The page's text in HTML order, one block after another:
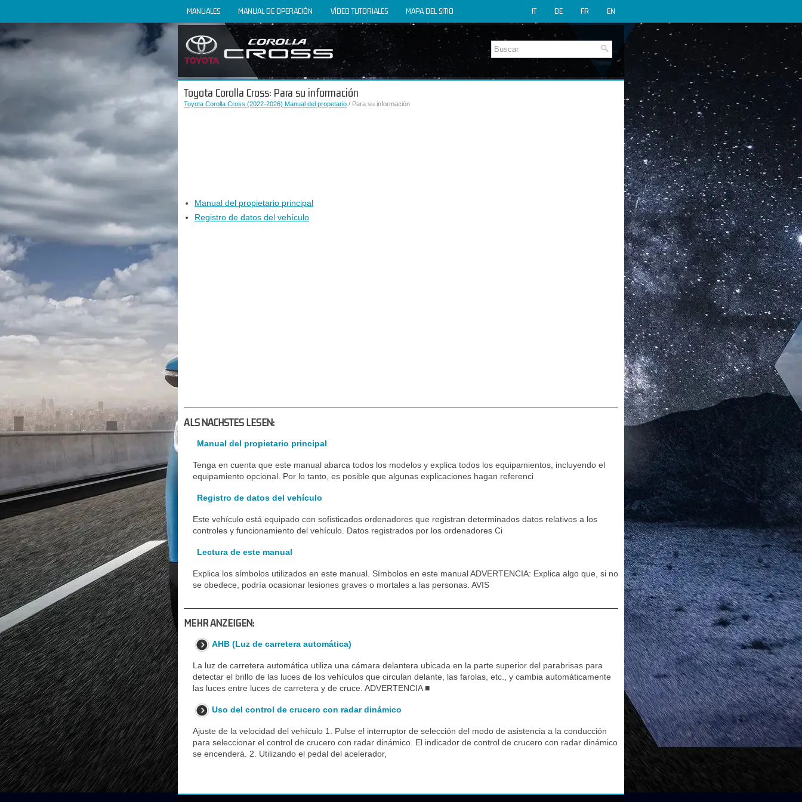
MANUALES MANUAL DE OPERACIÓN VÍDEO TUTORIALES MAPA DEL SITIO EN
FR
DE
IT
Toyota Corolla Cross: Para su información
Toyota Corolla Cross (2022-2026) Manual del propetario / Para su información
Manual del propietario principal
Registro de datos del vehículo
ALS NACHSTES LESEN:
Manual del propietario principal
Tenga en cuenta que este manual abarca todos los modelos y explica todos los equipamientos, incluyendo el
equipamiento opcional. Por lo tanto, es posible que algunas explicaciones hagan referenci
Registro de datos del vehículo
Este vehículo está equipado con sofisticados ordenadores que registran determinados datos relativos a los
controles y funcionamiento del vehículo. Datos registrados por los ordenadores Ci
Lectura de este manual
Explica los símbolos utilizados en este manual. Símbolos en este manual ADVERTENCIA: Explica algo que, si no
se obedece, podría ocasionar lesiones graves o mortales a las personas. AVIS
MEHR ANZEIGEN:
AHB (Luz de carretera automática)
La luz de carretera automática utiliza una cámara delantera ubicada en la parte superior del parabrisas para
detectar el brillo de las luces de los vehículos que circulan delante, las farolas, etc., y cambia automáticamente
las luces entre luces de carretera y de cruce. ADVERTENCIA ■
Uso del control de crucero con radar dinámico
Ajuste de la velocidad del vehículo 1. Pulse el interruptor de selección del modo de asistencia a la conducción
para seleccionar el control de crucero con radar dinámico. El indicador de control de crucero con radar dinámico
se encenderá. 2. Utilizando el pedal del acelerador,